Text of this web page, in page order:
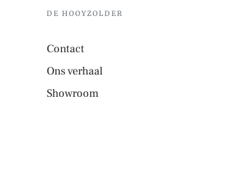
DE HOOYZOLDER
Contact
Ons verhaal
Showroom